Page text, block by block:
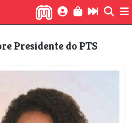
Presidente do PTS